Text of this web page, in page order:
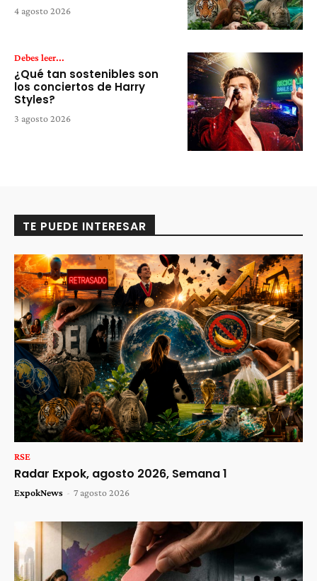
4 agosto 2026
Debes leer...
¿Qué tan sostenibles son
los conciertos de Harry
Styles?
3 agosto 2026
TE PUEDE INTERESAR
RSE
Radar Expok, agosto 2026, Semana 1
ExpokNews - 7 agosto 2026